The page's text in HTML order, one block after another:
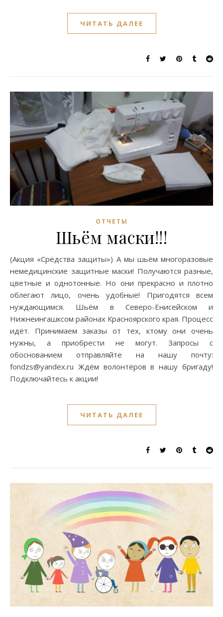
ЧИТАТЬ ДАЛЕЕ
ОТЧЕТЫ
Шьём маски!!!
(Акция «Средства защиты») А мы шьём многоразовые
немедицинские защитные маски! Получаются разные,
цветные и однотонные. Но они прекрасно и плотно
облегают лицо, очень удобные! Пригодятся всем
нуждающимся. Шьём в Северо-Енисейском и
Нижнеингашксом районах Красноярского края. Процесс
идёт. Принимаем заказы от тех, ктому они очень
нужны, а приобрести не могут. Запросы с
обоснованием отправляйте на нашу почту:
fondzs@yandex.ru Ждём волонтёров в нашу бригаду!
Подключайтесь к акции!
ЧИТАТЬ ДАЛЕЕ